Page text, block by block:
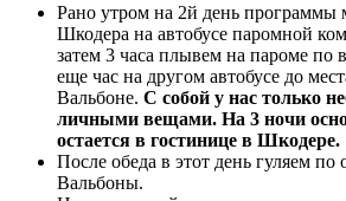
Рано утром на 2й день программы
Шкодера на автобусе паромной
затем 3 часа плывем на пароме по
еще час на другом автобусе до
Вальбоне. С собой у нас только
личными вещами. На 3 ночи
остается в гостинице в Шкодере.
После обеда в этот день гуляем по
Вальбоны.